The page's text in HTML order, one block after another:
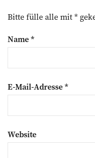
Bitte fülle alle mit *
Name*
E-Mail-Adresse*
Website